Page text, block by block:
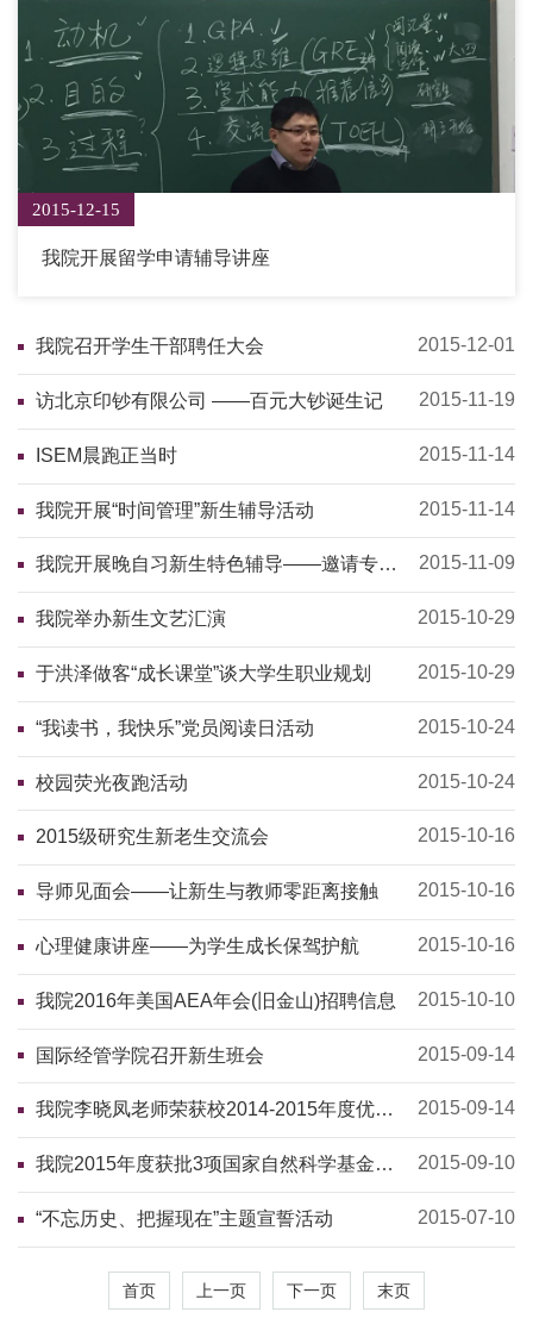
2015-12-15
我院开展留学申请辅导讲座
我院召开学生干部聘任大会 2015-12-01
访北京印钞有限公司 ——百元大钞诞生记 2015-11-19
ISEM晨跑正当时 2015-11-14
我院开展“时间管理”新生辅导活动 2015-11-14
我院开展晚自习新生特色辅导——邀请专家
走进新生晚自习
2015-11-09
我院举办新生文艺汇演 2015-10-29
于洪泽做客“成长课堂”谈大学生职业规划 2015-10-29
“我读书，我快乐”党员阅读日活动 2015-10-24
校园荧光夜跑活动 2015-10-24
2015级研究生新老生交流会 2015-10-16
导师见面会——让新生与教师零距离接触 2015-10-16
心理健康讲座——为学生成长保驾护航 2015-10-16
我院2016年美国AEA年会(旧金山)招聘信息 2015-10-10
国际经管学院召开新生班会 2015-09-14
我院李晓凤老师荣获校2014-2015年度优秀
教师称号
2015-09-14
我院2015年度获批3项国家自然科学基金项
目
2015-09-10
“不忘历史、把握现在”主题宣誓活动 2015-07-10
首页 上一页 下一页 末页